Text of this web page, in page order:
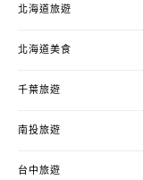
北海道旅遊
北海道美食
千葉旅遊
南投旅遊
台中旅遊